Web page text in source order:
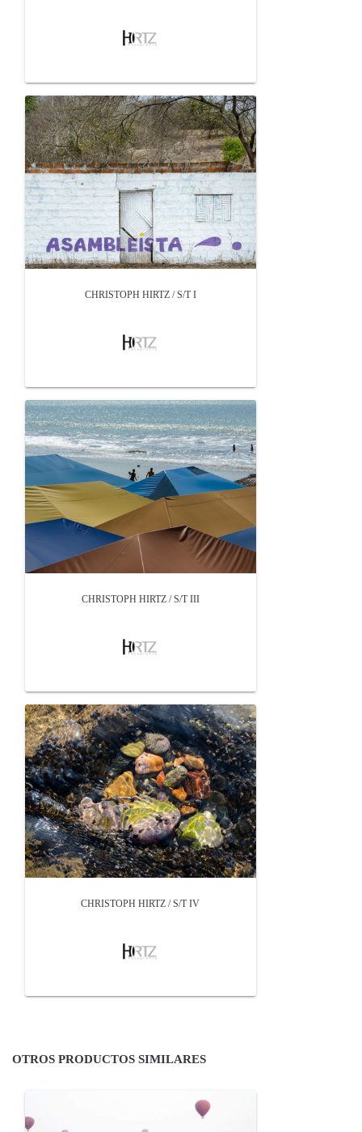
CHRISTOPH HIRTZ / S/T I
CHRISTOPH HIRTZ / S/T III
CHRISTOPH HIRTZ / S/T IV
OTROS PRODUCTOS SIMILARES